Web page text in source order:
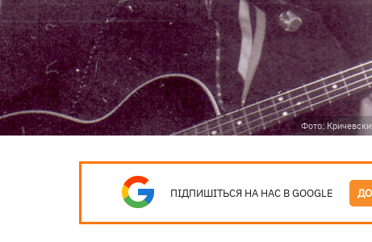
Фото:
ПІДПИШІТЬСЯ НА НАС В GOOGLE